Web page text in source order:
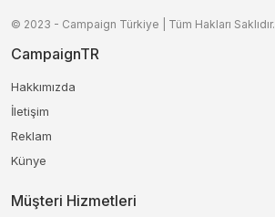
© 2023 - Campaign Türkiye | Tüm Hakları Saklıdır.
CampaignTR
Hakkımızda
İletişim
Reklam
Künye
Müşteri Hizmetleri